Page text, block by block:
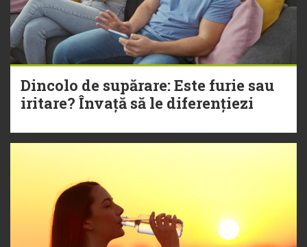
Dincolo de supărare: Este furie sau
iritare? Învață să le diferențiezi